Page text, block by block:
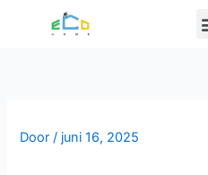
Door/ juni 16, 2025